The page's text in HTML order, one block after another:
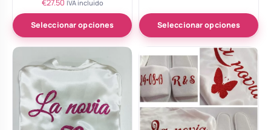
5.00
de 5
€27.50 IVA incluido
Seleccionar opciones Seleccionar opciones